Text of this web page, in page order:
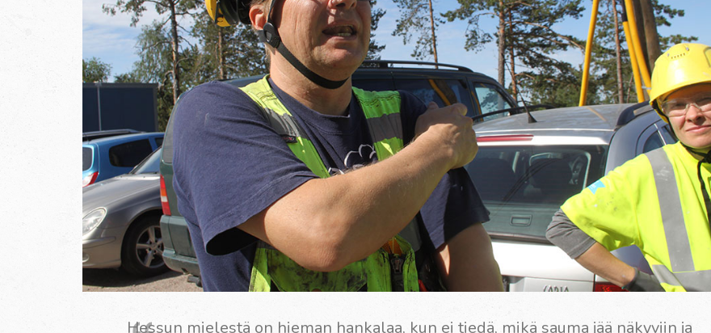
Hessun mielestä on hieman hankalaa, kun ei tiedä, mikä sauma jää näkyviin ja